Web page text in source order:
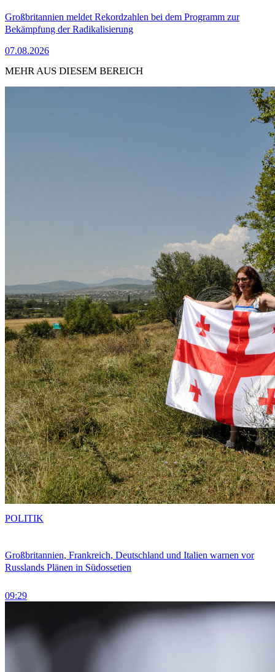
Großbritannien meldet Rekordzahlen bei dem Programm zur
Bekämpfung der Radikalisierung
07.08.2026
MEHR AUS DIESEM BEREICH
Großbritannien, Frankreich, Deutschland und Italien warnen vor
Russlands Plänen in Südossetien
09:29
POLITIK